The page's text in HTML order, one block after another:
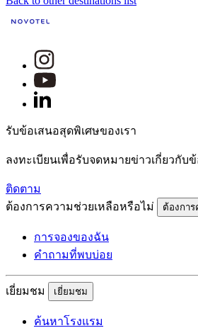
รับข้อเสนอสุดพิเศษของเรา
ลงทะเบียนเพื่อรับจดหมายข่าวเกี่ยวกับ
ติดตาม
ต้องการความช่วยเหลือหรือไม่
ต้องกา
การจองของฉัน
คำถามที่พบบ่อย
เยี่ยมชม เยี่ยมชม
ค้นหาโรงแรม